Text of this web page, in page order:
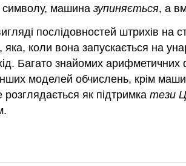
символу, машина зупиняється, а
послідовностей штрихів на
коли вона запускається на
Багато знайомих
моделей обчислень, крім
як підтримка тези